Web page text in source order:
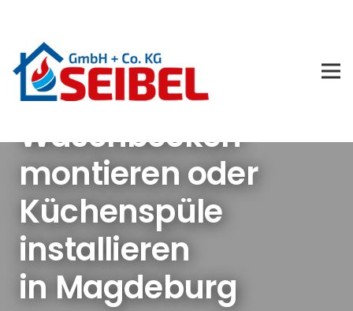
Waschbecken
montieren oder
Küchenspüle
installieren
in Magdeburg